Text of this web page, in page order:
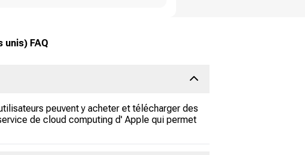
FAQ
peuvent y acheter et télécharger des
de cloud computing d' Apple qui permet